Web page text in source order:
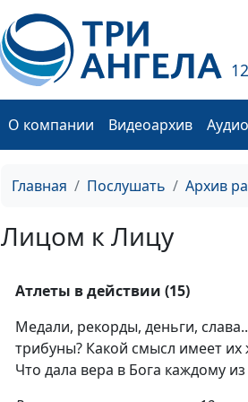
О компании Видеоархив
Главная Послушать Архив
Лицом к Лицу
Атлеты в действии (15)
Медали, рекорды, деньги,
трибуны? Какой смысл имеет
Что дала вера в Бога каждому